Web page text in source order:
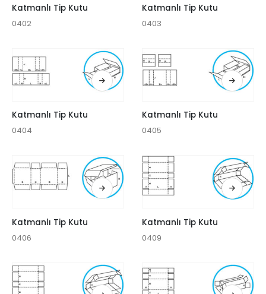
Katmanlı Tip Kutu
0402
Katmanlı Tip Kutu
0403
Katmanlı Tip Kutu
0404
Katmanlı Tip Kutu
0405
Katmanlı Tip Kutu
0406
Katmanlı Tip Kutu
0409